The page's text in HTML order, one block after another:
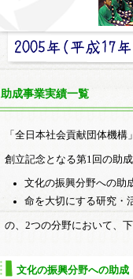
助成事業実績一覧
「全日本社会貢献団体機
創立記念となる第1回の助
文化の振興分野への助
命を大切にする研究・
の、2つの分野において、
文化の振興分野への助成